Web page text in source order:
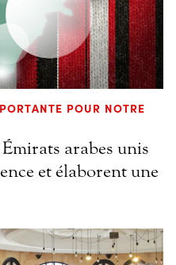
POUR NOTRE
arabes unis
et élaborent une